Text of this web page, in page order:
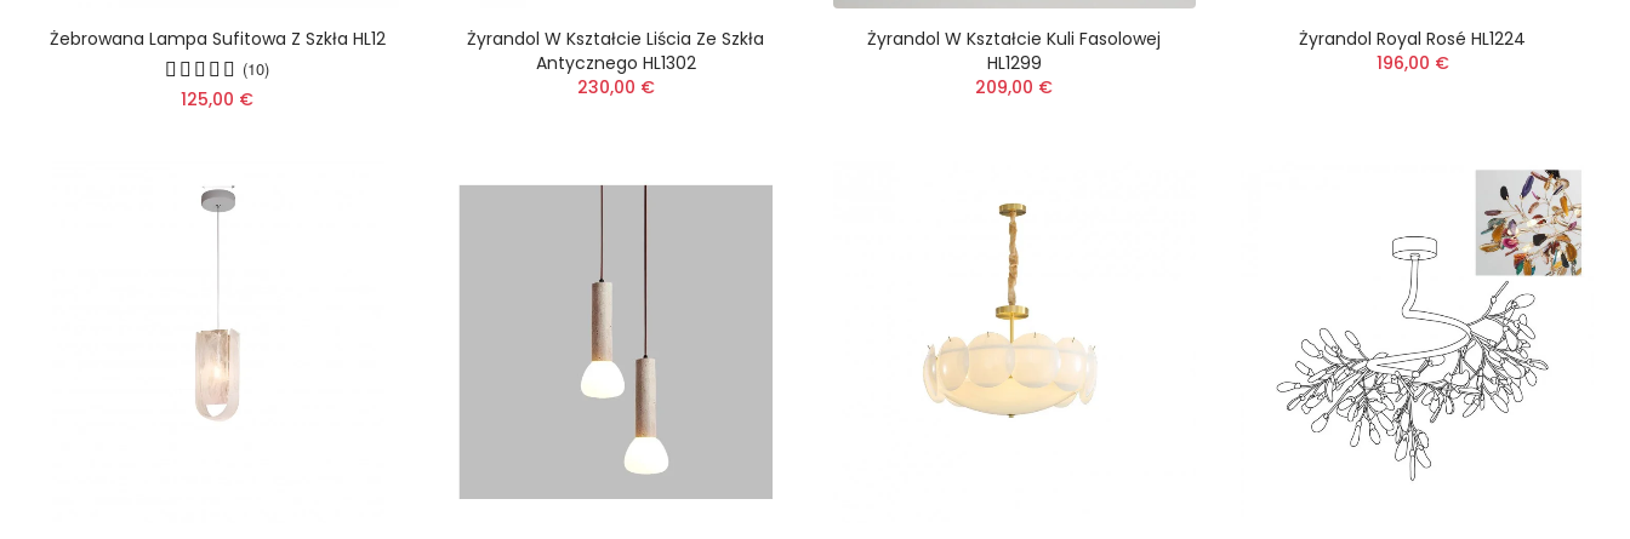
Żebrowana Lampa Sufitowa Z Szkła HL12
(10)
125,00 €
Żyrandol W Kształcie Liścia Ze Szkła
Antycznego HL1302
230,00 €
Żyrandol W Kształcie Kuli Fasolowej
HL1299
209,00 €
Żyrandol Royal Rosé HL1224
196,00 €